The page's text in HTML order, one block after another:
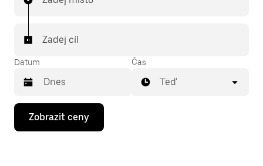
Zadej cíl
Datum
Stisknutím
klávesy
se
Čas
Teď
Zobrazit ceny